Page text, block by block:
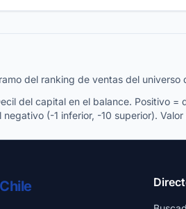
del ranking de ventas del universo
del capital en el balance. Positivo
(-1 inferior, -10 superior). Valor
Chile